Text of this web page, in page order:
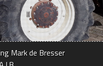
Mark de Bresser